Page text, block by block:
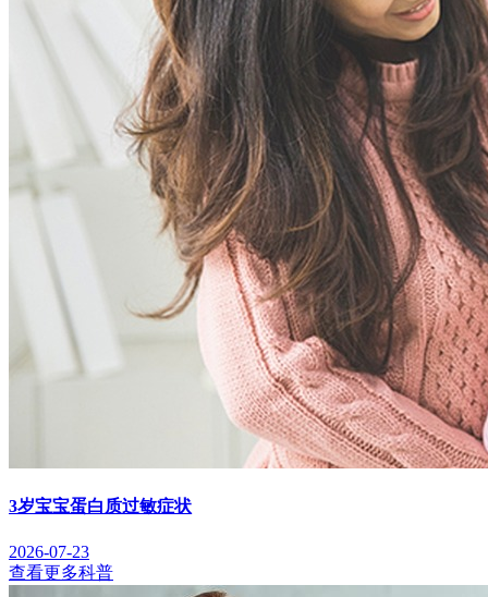
3岁宝宝蛋白质过敏症状
2026-07-23
查看更多科普